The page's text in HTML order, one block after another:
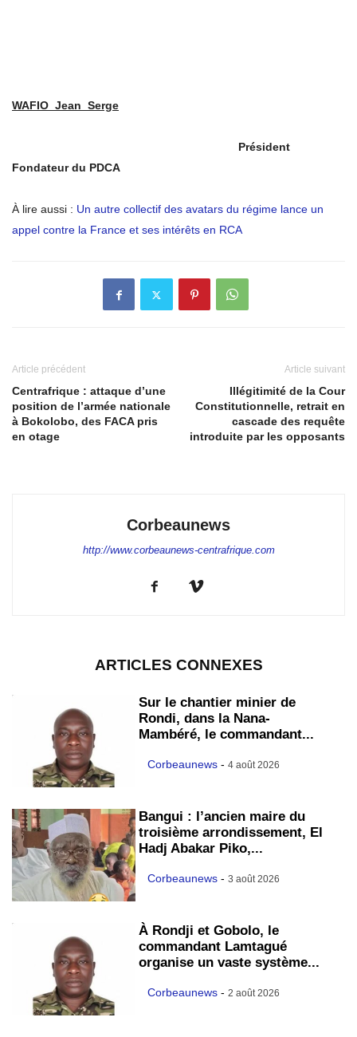
WAFIO Jean Serge
Président
Fondateur du PDCA
À lire aussi : Un autre collectif des avatars du régime lance un
appel contre la France et ses intérêts en RCA
Article précédent
Centrafrique : attaque d’une
position de l’armée nationale
à Bokolobo, des FACA pris
en otage
Article suivant
Illégitimité de la Cour
Constitutionnelle, retrait en
cascade des requête
introduite par les opposants
Corbeaunews
http://www.corbeaunews-centrafrique.com
ARTICLES CONNEXES
Sur le chantier minier de
Rondi, dans la Nana-
Mambéré, le commandant...
Corbeaunews - 4 août 2026
Bangui : l’ancien maire du
troisième arrondissement, El
Hadj Abakar Piko,...
Corbeaunews - 3 août 2026
À Rondji et Gobolo, le
commandant Lamtagué
organise un vaste système...
Corbeaunews - 2 août 2026